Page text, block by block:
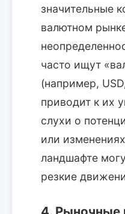
значительные
валютном
часто ищут
(например,
приводит к их
слухи о
или
ландшафте
резкие